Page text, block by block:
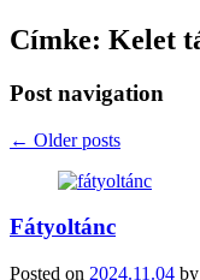
Címke: Kelet
Post navigation
← Older posts
Fátyoltánc
Posted on 2024.11.04 by